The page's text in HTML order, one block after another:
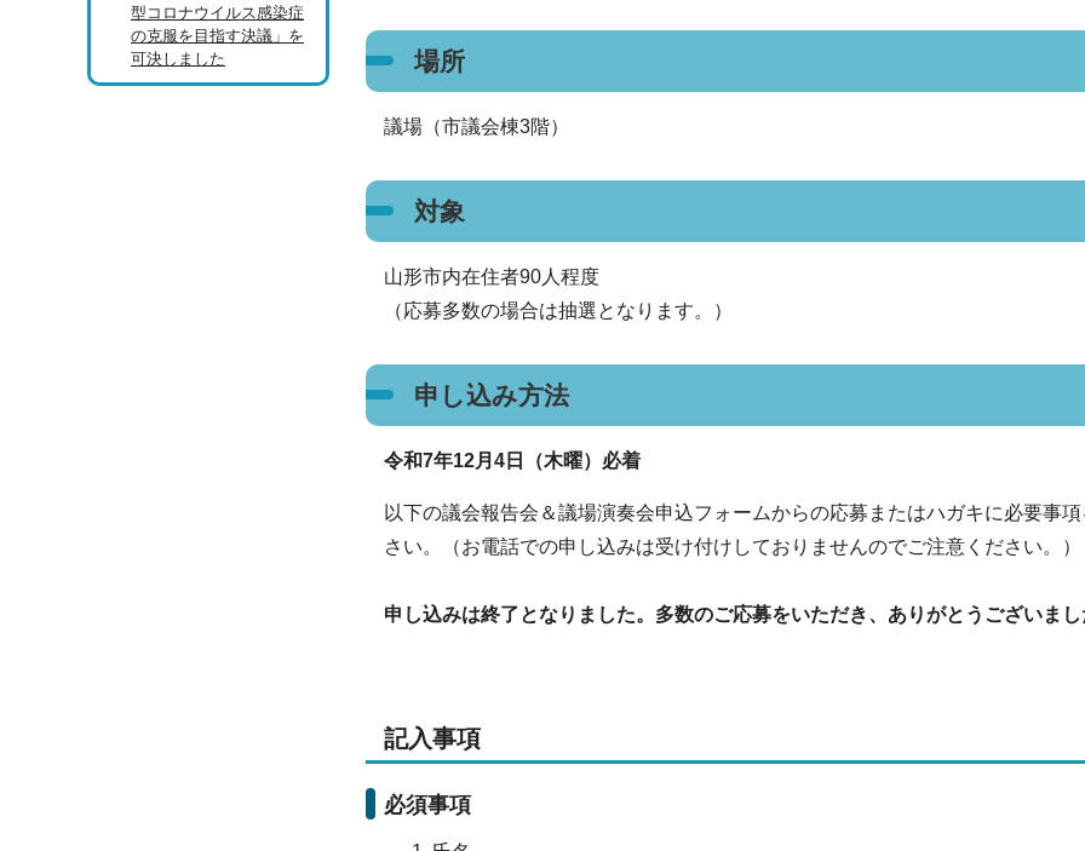
場所
議場（市議会棟3階）
対象
山形市内在住者90人程度
（応募多数の場合は抽選となります。）
申し込み方法
令和7年12月4日（木曜）必着
以下の議会報告会＆議場演奏会申込フォームからの応募またはハガキに必要事
さい。（お電話での申し込みは受け付けしておりませんのでご注意ください。）
申し込みは終了となりました。多数のご応募をいただき、ありがとうございま
記入事項
必須事項
型コロナウイルス感染症
の克服を目指す決議」を
可決しました